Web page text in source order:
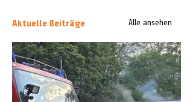
Aktuelle Beiträge Alle ansehen